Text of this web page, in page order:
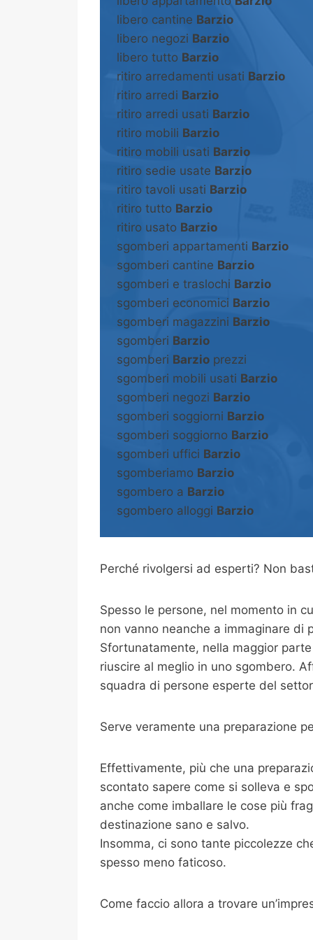
libero cantine Barzio
libero negozi Barzio
libero tutto Barzio
ritiro arredamenti usati Barzio
ritiro arredi Barzio
ritiro arredi usati Barzio
ritiro mobili Barzio
ritiro mobili usati Barzio
ritiro sedie usate Barzio
ritiro tavoli usati Barzio
ritiro tutto Barzio
ritiro usato Barzio
sgomberi appartamenti Barzio
sgomberi cantine Barzio
sgomberi e traslochi Barzio
sgomberi economici Barzio
sgomberi magazzini Barzio
sgomberi Barzio
sgomberi Barzio prezzi
sgomberi mobili usati Barzio
sgomberi negozi Barzio
sgomberi soggiorni Barzio
sgomberi soggiorno Barzio
sgomberi uffici Barzio
sgomberiamo Barzio
sgombero a Barzio
sgombero alloggi Barzio
Perché rivolgersi ad esperti? Non
Spesso le persone, nel momento in
non vanno neanche a immaginare
Sfortunatamente, nella maggior
riuscire al meglio in uno sgombero.
squadra di persone esperte del
Serve veramente una preparazione
Effettivamente, più che una
scontato sapere come si solleva e
anche come imballare le cose più
destinazione sano e salvo.
Insomma, ci sono tante piccolezze
spesso meno faticoso.
Come faccio allora a trovare